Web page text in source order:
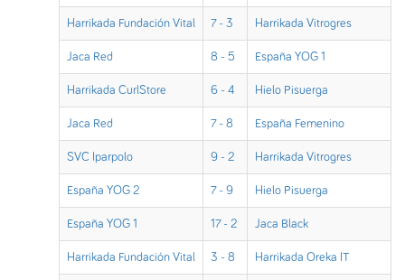
Harrikada Fundación Vital 7 - 3 Harrikada Vitrogres
Jaca Red 8 - 5 España YOG 1
Harrikada CurlStore 6 - 4 Hielo Pisuerga
Jaca Red 7 - 8 España Femenino
SVC Iparpolo 9 - 2 Harrikada Vitrogres
España YOG 2 7 - 9 Hielo Pisuerga
España YOG 1 17 - 2 Jaca Black
Harrikada Fundación Vital 3 - 8 Harrikada Oreka IT